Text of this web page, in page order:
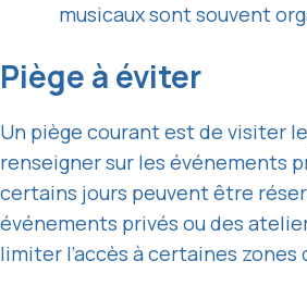
musicaux sont souvent
Piège à éviter
Un piège courant est de visiter
renseigner sur les événements
certains jours peuvent être
événements privés ou des
limiter l’accès à certaines zones